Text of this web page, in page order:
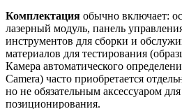
Комплектация обычно включает:
лазерный модуль, панель
инструментов для сборки и
материалов для тестирования
Камера автоматического
Camera) часто приобретается
но не обязательным аксессуаром
позиционирования.